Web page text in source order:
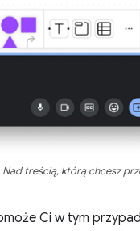
Nad treścią, którą chcesz
Ci w tym